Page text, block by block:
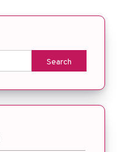
Search